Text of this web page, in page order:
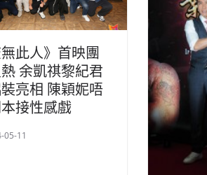
無此人》首映團
余凱祺黎紀君
亮相 陳穎妮唔
接性感戲
05-11